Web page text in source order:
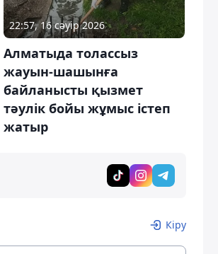
22:57, 16 сәуір 2026
Алматыда толассыз
жауын-шашынға
байланысты қызмет
тәулік бойы жұмыс істеп
жатыр
Кіру